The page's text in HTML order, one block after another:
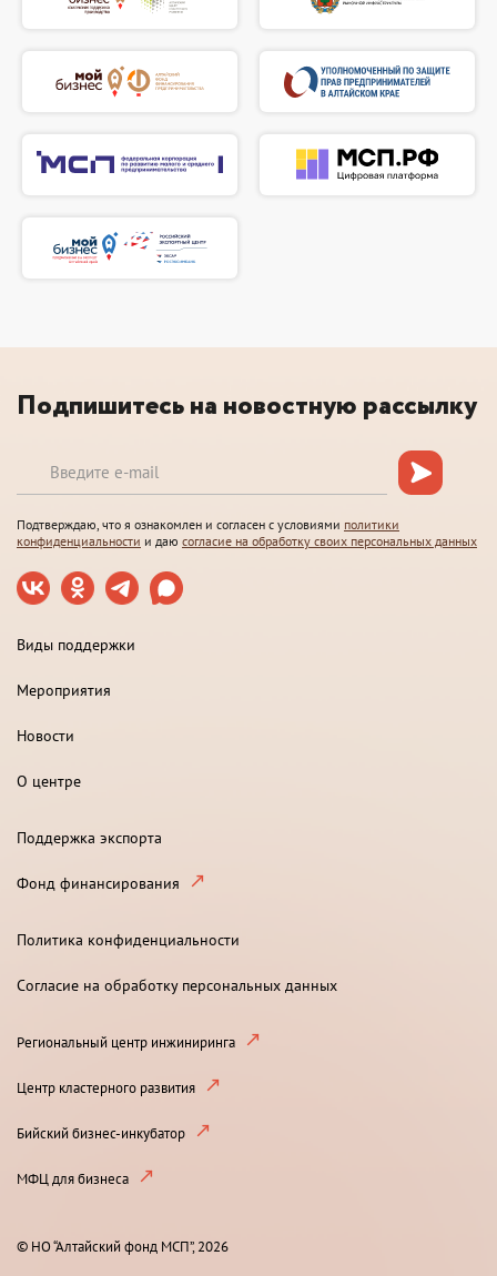
Подпишитесь на новостную рассылку
Подтверждаю, что я ознакомлен и согласен с условиями политики
конфиденциальности и даю согласие на обработку своих персональных данных
Виды поддержки
Мероприятия
Новости
О центре
Поддержка экспорта
Фонд финансирования
Политика конфиденциальности
Согласие на обработку персональных данных
Региональный центр инжиниринга
Центр кластерного развития
Бийский бизнес-инкубатор
МФЦ для бизнеса
© НО “Алтайский фонд МСП”, 2026